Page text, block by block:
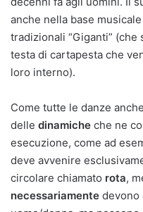
anche nella base
tradizionali “Giganti”
testa di cartapesta che
loro interno).
Come tutte le danze
delle dinamiche che ne
esecuzione, come ad
deve avvenire
circolare chiamato rota,
necessariamente devono